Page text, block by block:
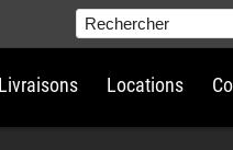
Rechercher
Livraisons Locations